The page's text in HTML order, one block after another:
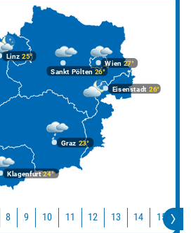
Graz 23°
Klagenfurt24°
Linz 25°
Wien 27°
Eisenstadt 26°
Sankt Pölten 26°
8 9 10 11 12 13 14 15